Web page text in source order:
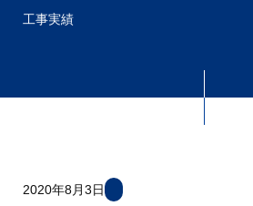
工事実績
2020年8月3日